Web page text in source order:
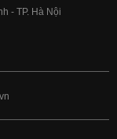
- TP. Hà Nội